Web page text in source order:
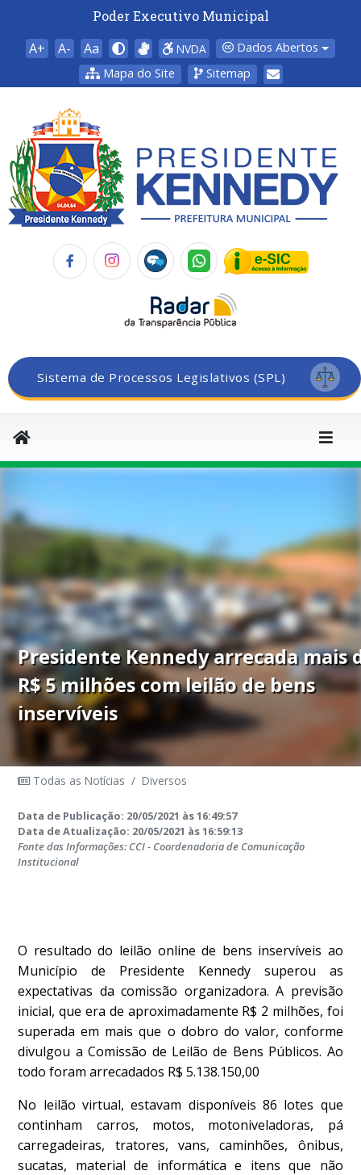
Poder Executivo Municipal
A+ A- Aa NVDA
Dados Abertos
Mapa do Site
Sitemap
Sistema de Processos Legislativos (SPL)
Presidente Kennedy arrecada mais
R$ 5 milhões com leilão de bens
inservíveis
Todas as Notícias / Diversos
Data de Publicação: 20/05/2021 às 16:49:57
Data de Atualização: 20/05/2021 às 16:59:13
Fonte das Informações: CCI - Coordenadoria de Comunicação
Institucional
O resultado do leilão online de bens inservíveis ao
Município de Presidente Kennedy superou as
expectativas da comissão organizadora. A previsão
inicial, que era de aproximadamente R$ 2 milhões, foi
superada em mais que o dobro do valor, conforme
divulgou a Comissão de Leilão de Bens Públicos. Ao
todo foram arrecadados R$ 5.138.150,00
No leilão virtual, estavam disponíveis 86 lotes que
continham carros, motos, motoniveladoras, pá
carregadeiras, tratores, vans, caminhões, ônibus,
sucatas, material de informática e itens que não